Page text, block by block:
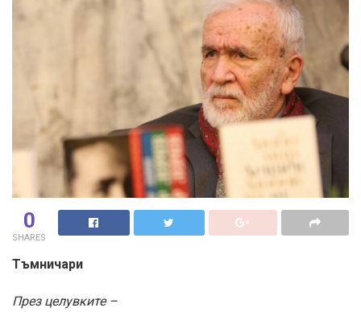
0
SHARES
Тъмничари
През целувките –